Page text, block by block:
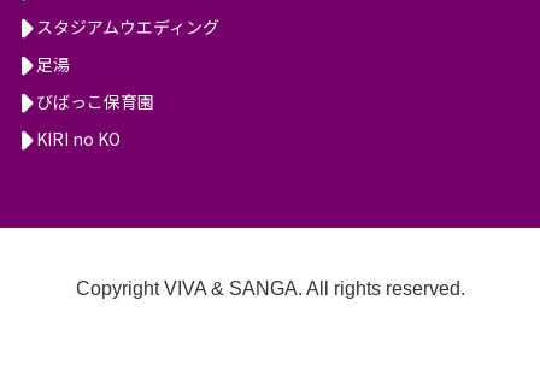
スタジアムウエディング
足湯
びばっこ保育園
KIRI no KO
Copyright VIVA & SANGA. All rights reserved.